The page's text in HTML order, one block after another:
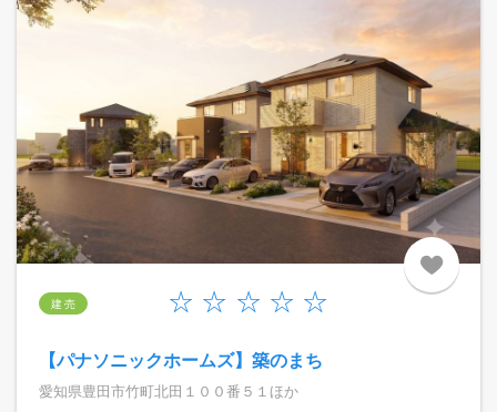
建 売
【パナソニックホームズ】築のまち
愛知県豊田市竹町北田１００番５１ほか